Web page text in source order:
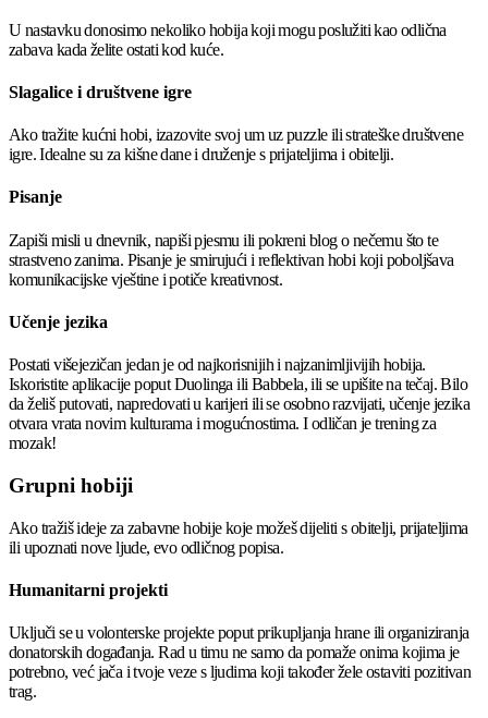
U nastavku donosimo nekoliko hobija koji mogu poslužiti kao odlična
zabava kada želite ostati kod kuće.
Slagalice i društvene igre
Ako tražite kućni hobi, izazovite svoj um uz puzzle ili strateške društvene
igre. Idealne su za kišne dane i druženje s prijateljima i obitelji.
Pisanje
Zapiši misli u dnevnik, napiši pjesmu ili pokreni blog o nečemu što te
strastveno zanima. Pisanje je smirujući i reflektivan hobi koji poboljšava
komunikacijske vještine i potiče kreativnost.
Učenje jezika
Postati višejezičan jedan je od najkorisnijih i najzanimljivijih hobija.
Iskoristite aplikacije poput Duolinga ili Babbela, ili se upišite na tečaj. Bilo
da želiš putovati, napredovati u karijeri ili se osobno razvijati, učenje jezika
otvara vrata novim kulturama i mogućnostima. I odličan je trening za
mozak!
Grupni hobiji
Ako tražiš ideje za zabavne hobije koje možeš dijeliti s obitelji, prijateljima
ili upoznati nove ljude, evo odličnog popisa.
Humanitarni projekti
Uključi se u volonterske projekte poput prikupljanja hrane ili organiziranja
donatorskih događanja. Rad u timu ne samo da pomaže onima kojima je
potrebno, već jača i tvoje veze s ljudima koji također žele ostaviti pozitivan
trag.